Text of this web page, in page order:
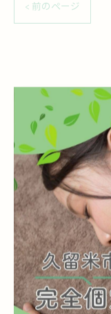
< 前のページ
#完全個室
#グリー
#むくみ